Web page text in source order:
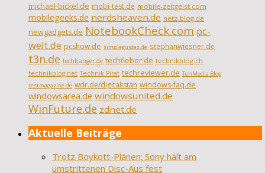
michael-bickel.de mobi-test.de mobile-zeitgeist.com
mobilegeeks.de nerdsheaven.de netz-blog.de
newgadgets.de NotebookCheck.com pc-
welt.de pcshow.de simpleguides.de stephanwiesner.de
t3n.de techbanger.de techfieber.de technikblog.ch
technikblog.net Technik Pirat techreviewer.de TenMedia Blog
testmagazine.de wdr.de/digitalistan windows-faq.de
windowsarea.de windowsunited.de
WinFuture.de zdnet.de
Aktuelle Beiträge
Trotz Boykott-Plänen: Sony hält am
umstrittenen Disc-Aus fest